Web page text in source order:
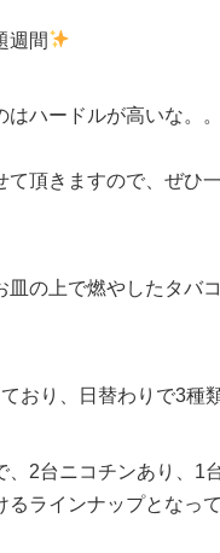
週間
はハードルが高いな。
て頂きますので、ぜ
の上で燃やしたタバ
おり、日替わりで3種
2台ニコチンあり、1
ラインナップとなっ